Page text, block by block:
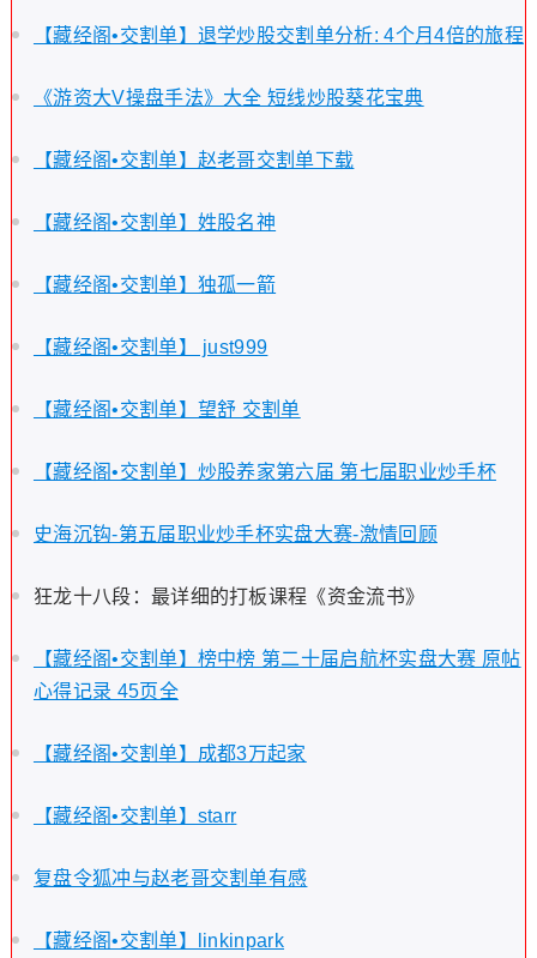
【藏经阁•交割单】退学炒股交割单分析: 4个月4倍的旅程
《游资大V操盘手法》大全 短线炒股葵花宝典
【藏经阁•交割单】赵老哥交割单下载
【藏经阁•交割单】姓股名神
【藏经阁•交割单】独孤一箭
【藏经阁•交割单】 just999
【藏经阁•交割单】望舒 交割单
【藏经阁•交割单】炒股养家第六届 第七届职业炒手杯
史海沉钩-第五届职业炒手杯实盘大赛-激情回顾
狂龙十八段：最详细的打板课程《资金流书》
【藏经阁•交割单】榜中榜 第二十届启航杯实盘大赛 原帖
心得记录 45页全
【藏经阁•交割单】成都3万起家
【藏经阁•交割单】starr
复盘令狐冲与赵老哥交割单有感
【藏经阁•交割单】linkinpark